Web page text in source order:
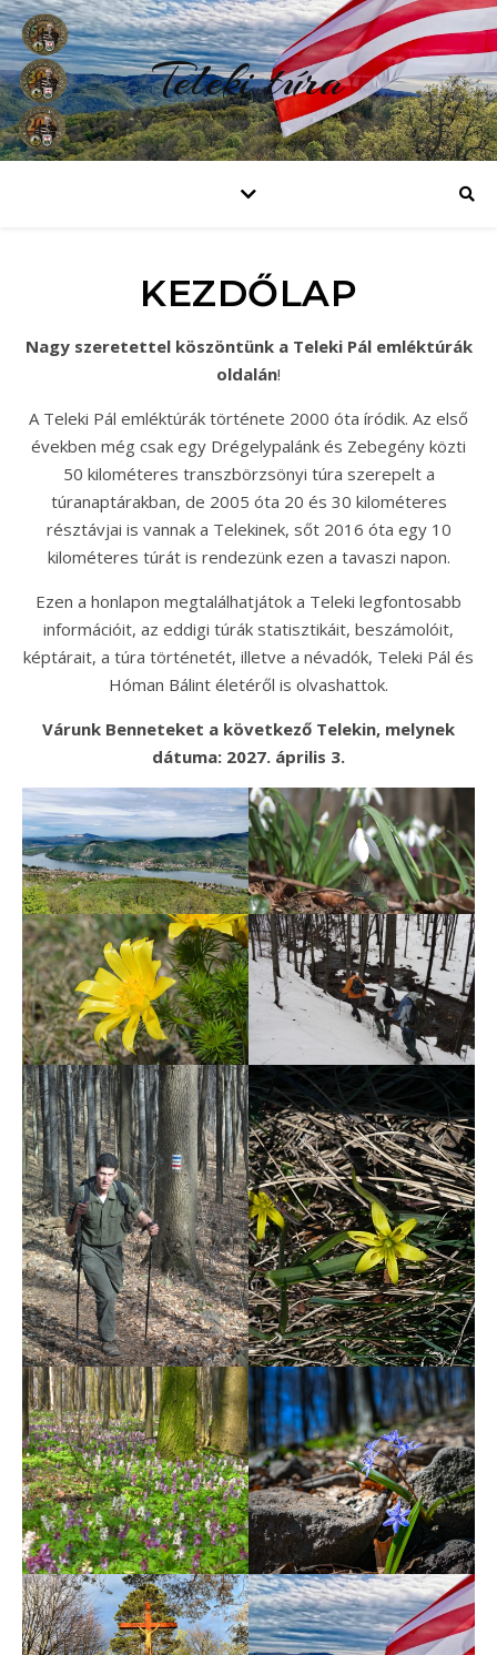
Teleki túra
KEZDŐLAP
Nagy szeretettel köszöntünk a Teleki Pál emléktúrák
oldalán!
A Teleki Pál emléktúrák története 2000 óta íródik. Az első
években még csak egy Drégelypalánk és Zebegény közti
50 kilométeres transzbörzsönyi túra szerepelt a
túranaptárakban, de 2005 óta 20 és 30 kilométeres
résztávjai is vannak a Telekinek, sőt 2016 óta egy 10
kilométeres túrát is rendezünk ezen a tavaszi napon.
Ezen a honlapon megtalálhatjátok a Teleki legfontosabb
információit, az eddigi túrák statisztikáit, beszámolóit,
képtárait, a túra történetét, illetve a névadók, Teleki Pál és
Hóman Bálint életéről is olvashattok.
Várunk Benneteket a következő Telekin, melynek
dátuma: 2027. április 3.